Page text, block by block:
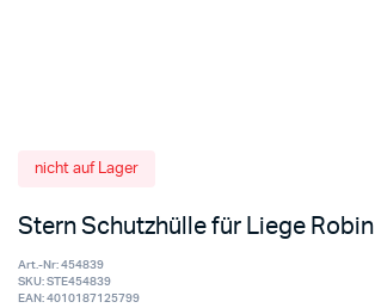
nicht auf Lager
Stern Schutzhülle für Liege Robin
Art.-Nr:454839
SKU: STE454839
EAN:4010187125799